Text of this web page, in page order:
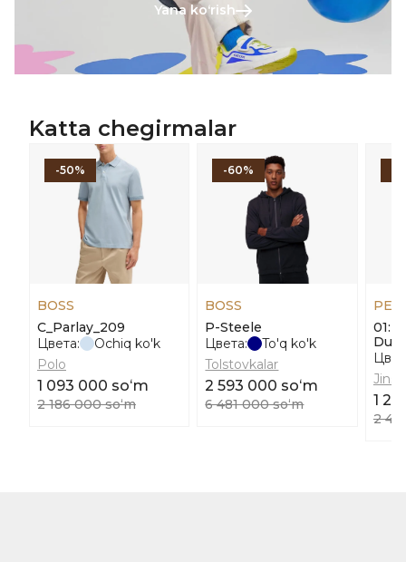
Yana koʻrish
Katta chegirmalar
-50%
BOSS
C_Parlay_209
Цвета:
Ochiq ko'k
Polo
1 093 000 soʻm
2 186 000 soʻm
-60%
BOSS
P-Steele
Цвета:
To'q ko'k
Tolstovkalar
2 593 000 soʻm
6 481 000 soʻm
01:
1
2